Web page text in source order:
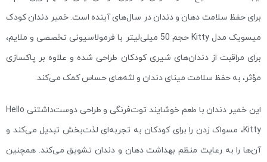
برای حفظ سلامت دهان و دندان در سال‌های آینده است. خمیر دندان کودک
میسویک مدل Kitty حجم 50 میلی‌لیتر با فرمولاسیونی تخصصی و ملایم،
برای مراقبت از دندان‌های شیری کودکان طراحی شده و علاوه بر پاکسازی
مؤثر، به حفظ سلامت مینای دندان و لثه‌های حساس کمک می‌کند.
این خمیر دندان با طعم خوشایند توت‌فرنگی و طراحی دوست‌داشتنی Hello
Kitty، مسواک زدن را برای کودکان به تجربه‌ای لذت‌بخش تبدیل می‌کند و
آن‌ها را به رعایت منظم بهداشت دهان و دندان تشویق می‌کند. همچنین